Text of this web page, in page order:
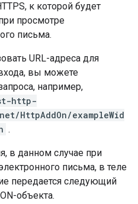
к которой будет
просмотре
письма.
URL-адреса для
вы можете
например,
http-
HttpAddOn/exampleWid
.
в данном случае при
письма, в теле
передается следующий
объекта.